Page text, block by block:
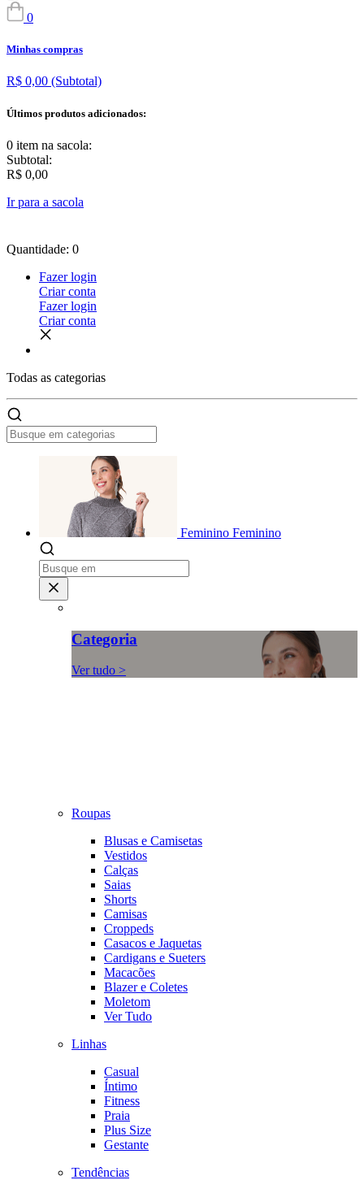
0
Minhas compras
R$ 0,00 (Subtotal)
Últimos produtos adicionados:
0 item na sacola:
Subtotal:
R$ 0,00
Ir para a sacola
Quantidade: 0
Fazer login
Criar conta
Fazer login
Criar conta
Todas as categorias
Feminino Feminino
Categoria
Ver tudo >
Roupas
Blusas e Camisetas
Vestidos
Calças
Saias
Shorts
Camisas
Croppeds
Casacos e Jaquetas
Cardigans e Sueters
Macacões
Blazer e Coletes
Moletom
Ver Tudo
Linhas
Casual
Íntimo
Fitness
Praia
Plus Size
Gestante
Tendências